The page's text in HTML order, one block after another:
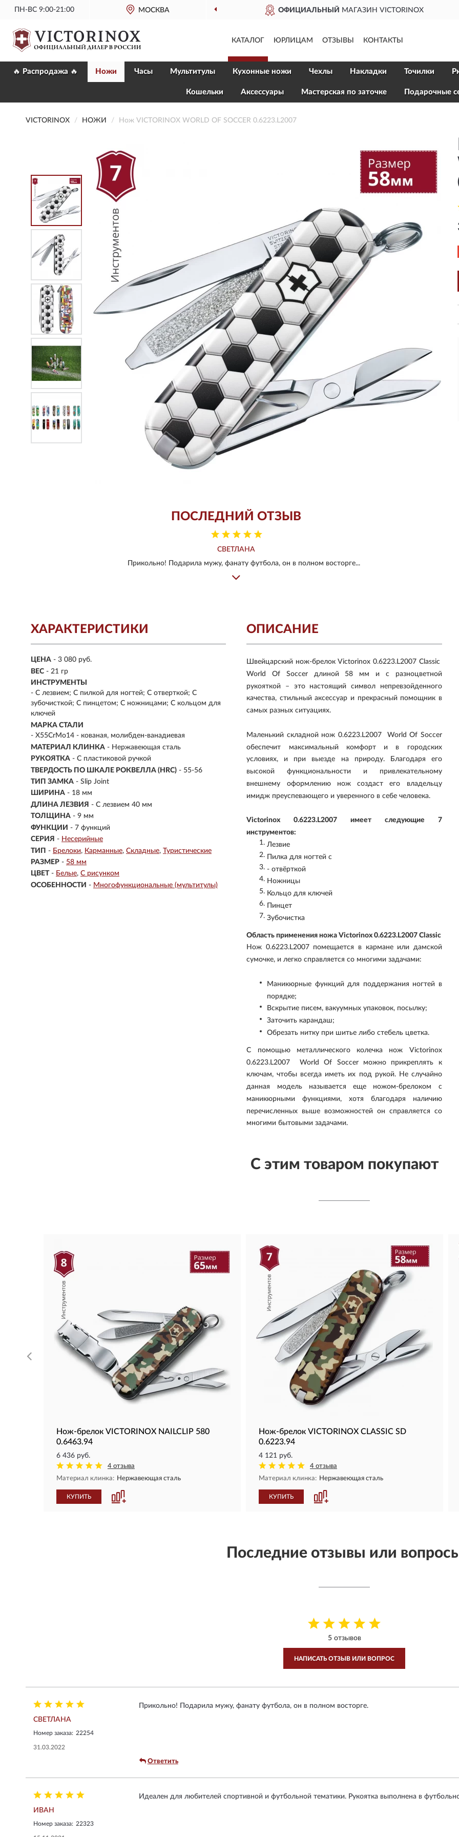
ПН-ВС 9:00-21:00 МОСКВА ОФИЦИАЛЬНЫЙ МАГАЗИН VICTORINOX
КАТАЛОГ ЮРЛИЦАМ ОТЗЫВЫ КОНТАКТЫ
🔥 Распродажа 🔥 Ножи Часы Мультитулы Кухонные ножи Чехлы Накладки Точилки
Кошельки Aксессуары Мастерская по заточке Подарочные
VICTORINOX НОЖИ Нож VICTORINOX WORLD OF SOCCER 0.6223.L2007
ПОСЛЕДНИЙ ОТЗЫВ
СВЕТЛАНА
Прикольно! Подарила мужу, фанату футбола, он в полном восторге...
ХАРАКТЕРИСТИКИ
ЦЕНА - 3 080 руб.
ВЕС - 21 гр
ИНСТРУМЕНТЫ
- С лезвием; С пилкой для ногтей; С отверткой; С
зубочисткой; С пинцетом; С ножницами; С кольцом для
ключей
МАРКА СТАЛИ
- X55CrMo14 - кованая, молибден-ванадиевая
МАТЕРИАЛ КЛИНКА - Нержавеющая сталь
РУКОЯТКА - С пластиковой ручкой
ТВЕРДОСТЬ ПО ШКАЛЕ РОКВЕЛЛА (HRC) - 55-56
ТИП ЗАМКА - Slip Joint
ШИРИНА - 18 мм
ДЛИНА ЛЕЗВИЯ - С лезвием 40 мм
ТОЛЩИНА - 9 мм
ФУНКЦИИ - 7 функций
СЕРИЯ - Несерийные
ТИП - Брелоки Карманные Складные Туристические
РАЗМЕР - 58 мм
ЦВЕТ - Белые С рисунком
ОСОБЕННОСТИ - Многофункциональные (мультитулы)
ОПИСАНИЕ
Швейцарский нож-брелок Victorinox 0.6223.L2007 Classic
World Of Soccer длиной 58 мм и с разноцветной
рукояткой – это настоящий символ непревзойденного
качества, стильный аксессуар и прекрасный помощник в
самых разных ситуациях.
Маленький складной нож 0.6223.L2007 World Of Soccer
обеспечит максимальный комфорт и в городских
условиях, и при выезде на природу. Благодаря его
высокой функциональности и привлекательному
внешнему оформлению нож создаст его владельцу
имидж преуспевающего и уверенного в себе человека.
Victorinox 0.6223.L2007 имеет следующие 7
инструментов:
Лезвие
Пилка для ногтей с
- отвёрткой
Ножницы
Кольцо для ключей
Пинцет
Зубочистка
Область применения ножа Victorinox 0.6223.L2007 Classic
Нож 0.6223.L2007 помещается в кармане или дамской
сумочке, и легко справляется со многими задачами:
Маникюрные функций для поддержания ногтей в
порядке;
Вскрытие писем, вакуумных упаковок, посылку;
Заточить карандаш;
Обрезать нитку при шитье либо стебель цветка.
С помощью металлического колечка нож Victorinox
0.6223.L2007 World Of Soccer можно прикреплять к
ключам, чтобы всегда иметь их под рукой. Не случайно
данная модель называется еще ножом-брелоком с
маникюрными функциями, хотя благодаря наличию
перечисленных выше возможностей он справляется со
многими бытовыми задачами.
С этим товаром покупают
Нож-брелок VICTORINOX NAILCLIP 580
0.6463.94
6 436 руб.
4 отзыва
Материал клинка: Нержавеющая сталь
КУПИТЬ
Нож-брелок VICTORINOX CLASSIC SD
0.6223.94
4 121 руб.
4 отзыва
Материал клинка: Нержавеющая сталь
КУПИТЬ
Последние отзывы или
5 отзывов
НАПИСАТЬ ОТЗЫВ ИЛИ ВОПРОС
СВЕТЛАНА
Номер заказа: 22254
31.03.2022
Прикольно! Подарила мужу, фанату футбола, он в полном восторге.
Ответить
ИВАН
Номер заказа: 22323
Идеален для любителей спортивной и футбольной тематики. Рукоятка выполнена в